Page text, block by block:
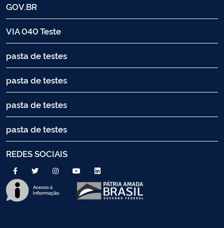
GOV.BR
VIA 040 Teste
pasta de testes
pasta de testes
pasta de testes
pasta de testes
REDES SOCIAIS